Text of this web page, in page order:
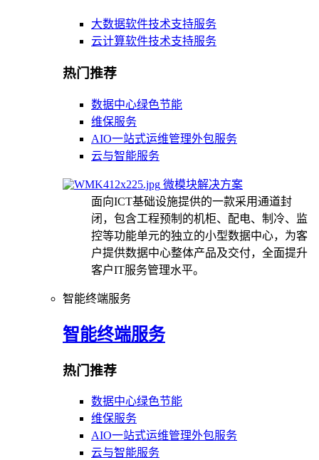
大数据软件技术支持服务
云计算软件技术支持服务
热门推荐
数据中心绿色节能
维保服务
AIO一站式运维管理外包服务
云与智能服务
微模块解决方案
面向ICT基础设施提供的一款采用通道封
闭，包含工程预制的机柜、配电、制冷、监
控等功能单元的独立的小型数据中心，为客
户提供数据中心整体产品及交付，全面提升
客户IT服务管理水平。
智能终端服务
智能终端服务
热门推荐
数据中心绿色节能
维保服务
AIO一站式运维管理外包服务
云与智能服务